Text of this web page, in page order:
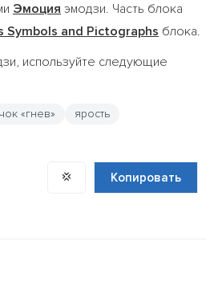
Эмоция эмодзи. Часть блока
Symbols and Pictographs блока.
используйте следующие
«гнев» ярость
💢 Копировать